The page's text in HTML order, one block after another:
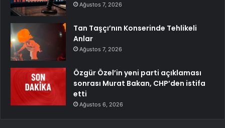
Ağustos 7, 2026
Tan Taşçı’nın Konserinde Tehlikeli
Anlar
Ağustos 7, 2026
Özgür Özel’in yeni parti açıklaması
sonrası Murat Bakan, CHP’den istifa
etti
Ağustos 6, 2026